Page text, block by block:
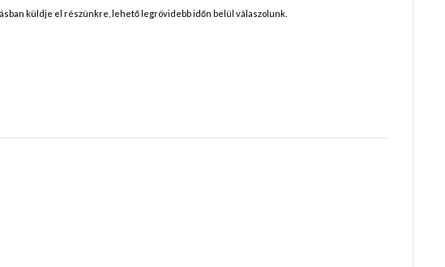
küldje el részünkre, lehető legrövidebb időn belül válaszolunk.